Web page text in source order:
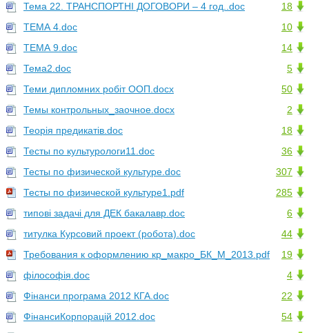
18
Тема 22. ТРАНСПОРТНІ ДОГОВОРИ – 4 год..doc
10
ТЕМА 4.doc
14
ТЕМА 9.doc
5
Тема2.doc
50
Теми дипломних робіт ООП.docx
2
Темы контрольных_заочное.docx
18
Теорія предикатів.doc
36
Тесты по культурологи11.doc
307
Тесты по физической культуре.doc
285
Тесты по физической культуре1.pdf
6
типові задачі для ДЕК бакалавр.doc
44
титулка Курсовий проект (робота).doc
19
Требования к оформлению кр_макро_БК_М_2013.pdf
4
філософія.doc
22
Фінанси програма 2012 КГА.doc
54
ФінансиКорпорацій 2012.doc